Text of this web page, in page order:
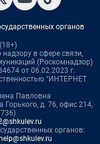
органов
в сфере связи,
(Роскомнадзор)
от 06.02.2023 г.
"ИНТЕРНЕТ
Павловна
д. 76, офис 214,
органов: